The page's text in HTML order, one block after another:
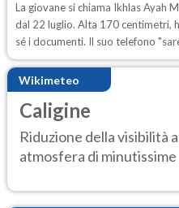
La giovane si chiama Ikhlas Ayah
dal 22 luglio. Alta 170 centimetri,
sé i documenti. Il suo telefono
Wikimeteo
Caligine
Riduzione della visibilità
atmosfera di